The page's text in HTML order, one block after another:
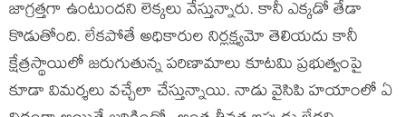
జాగ్రత్తగా ఉంటుందని లెక్కలు వేస్తున్నారు. కానీ ఎక్క‌డో తేడా
కొడుతోంది. లేకపోతే అధికారుల నిర్లక్ష్య‌మో తెలియదు కానీ
క్షేత్రస్థాయిలో జరుగుతున్న పరిణామాలు కూటమి ప్రభుత్వంపై
కూడా విమర్శలు వచ్చేలా చేస్తున్నాయి. నాడు వైసిపి హయాంలో ఏ